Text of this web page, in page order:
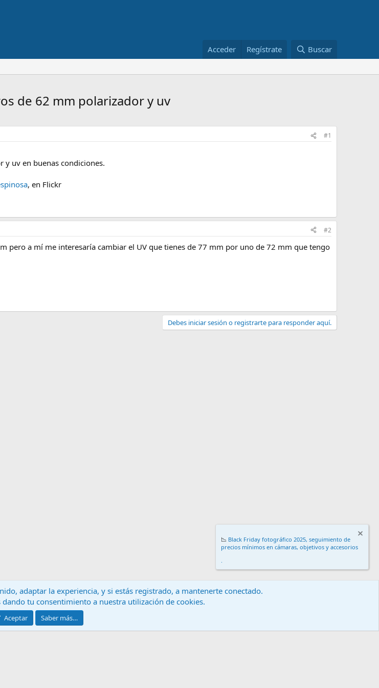
Acceder Regístrate Buscar
de 62 mm polarizador y uv
#1
uv en buenas condiciones.
, en Flickr
#2
pero a mí me interesaría cambiar el UV que tienes de 77 mm por uno de 72 mm que tengo
Debes iniciar sesión o registrarte para responder aquí.
Contáctanos Términos y reglas
by XenForo® © 2010-2024 XenForo Ltd.
📉 Black Friday fotográfico 2025, seguimiento de
precios mínimos en cámaras, objetivos y accesorios
.
adaptar la experiencia, y si estás registrado, a mantenerte conectado.
tu consentimiento a nuestra utilización de cookies.
Aceptar Saber más…